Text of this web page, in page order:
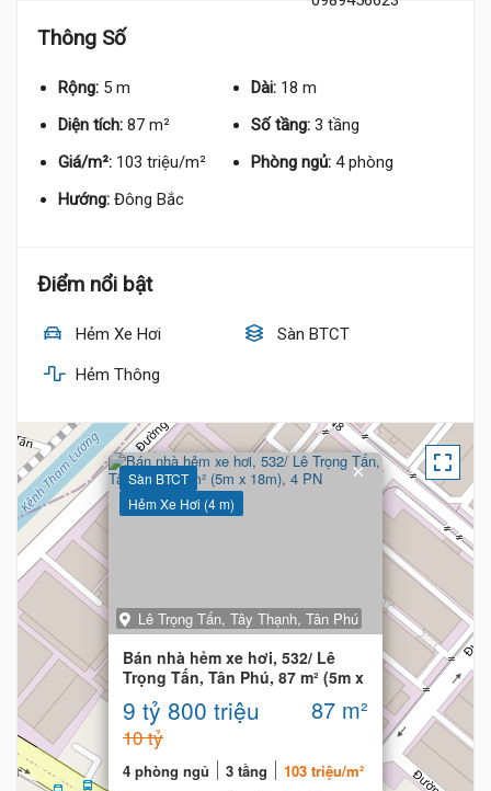
Thông Số
Rộng: 5 m Dài: 18 m
Diện tích: 87 m² Số tầng: 3 tầng
Giá/m²: 103 triệu/m² Phòng ngủ: 4 phòng
Hướng: Đông Bắc
Điểm nổi bật
Hẻm Xe Hơi Sàn BTCT
Hẻm Thông
Sàn BTCT
Hẻm Xe Hơi (4 m)
Lê Trọng Tấn, Tây Thạnh, Tân Phú
Bán nhà hẻm xe hơi, 532/ Lê
Trọng Tấn, Tân Phú, 87 m² (5m x
18m), 4 PN
9 tỷ 800 triệu 87 m²
10 tỷ
4 phòng ngủ 3 tầng 103 triệu/m²
×